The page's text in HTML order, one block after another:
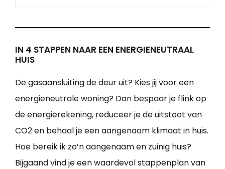
IN 4 STAPPEN NAAR EEN ENERGIENEUTRAAL
HUIS
De gasaansluiting de deur uit? Kies jij voor een
energieneutrale woning? Dan bespaar je flink op
de energierekening, reduceer je de uitstoot van
CO2 en behaal je een aangenaam klimaat in huis.
Hoe bereik ik zo’n aangenaam en zuinig huis?
Bijgaand vind je een waardevol stappenplan van